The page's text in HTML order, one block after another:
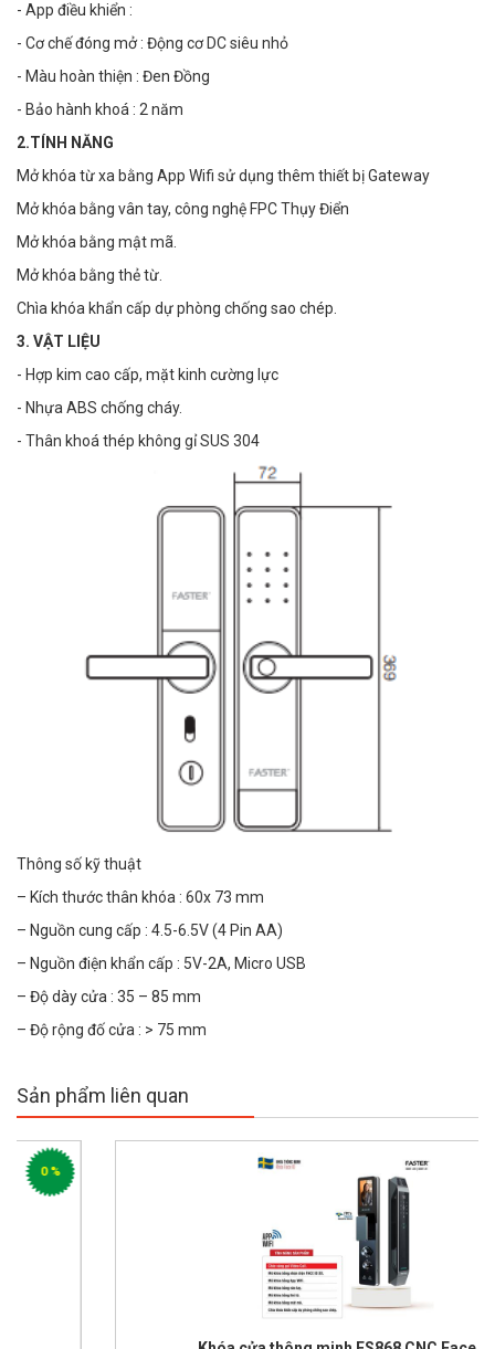
- App điều khiển :
- Cơ chế đóng mở : Động cơ DC siêu nhỏ
- Màu hoàn thiện : Đen Đồng
- Bảo hành khoá : 2 năm
2.TÍNH NĂNG
Mở khóa từ xa bằng App Wifi sử dụng thêm thiết bị Gateway
Mở khóa bằng vân tay, công nghệ FPC Thụy Điển
Mở khóa bằng mật mã.
Mở khóa bằng thẻ từ.
Chìa khóa khẩn cấp dự phòng chống sao chép.
3. VẬT LIỆU
- Hợp kim cao cấp, mặt kinh cường lực
- Nhựa ABS chống cháy.
- Thân khoá thép không gỉ SUS 304
Thông số kỹ thuật
– Kích thước thân khóa : 60x 73 mm
– Nguồn cung cấp : 4.5-6.5V (4 Pin AA)
– Nguồn điện khẩn cấp : 5V-2A, Micro USB
– Độ dày cửa : 35 – 85 mm
– Độ rộng đố cửa : > 75 mm
Sản phẩm liên quan